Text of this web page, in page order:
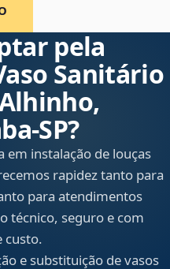
pela
Sanitário
em instalação de louças
rapidez tanto para
para atendimentos
técnico, seguro e com
custo.
e substituição de vasos